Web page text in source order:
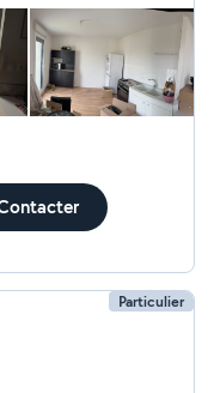
- Pose :
et extérieur. -
lustres. -
bain, séjour et
Particulier